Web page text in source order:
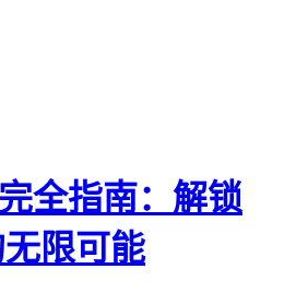
全指南：解锁
限可能